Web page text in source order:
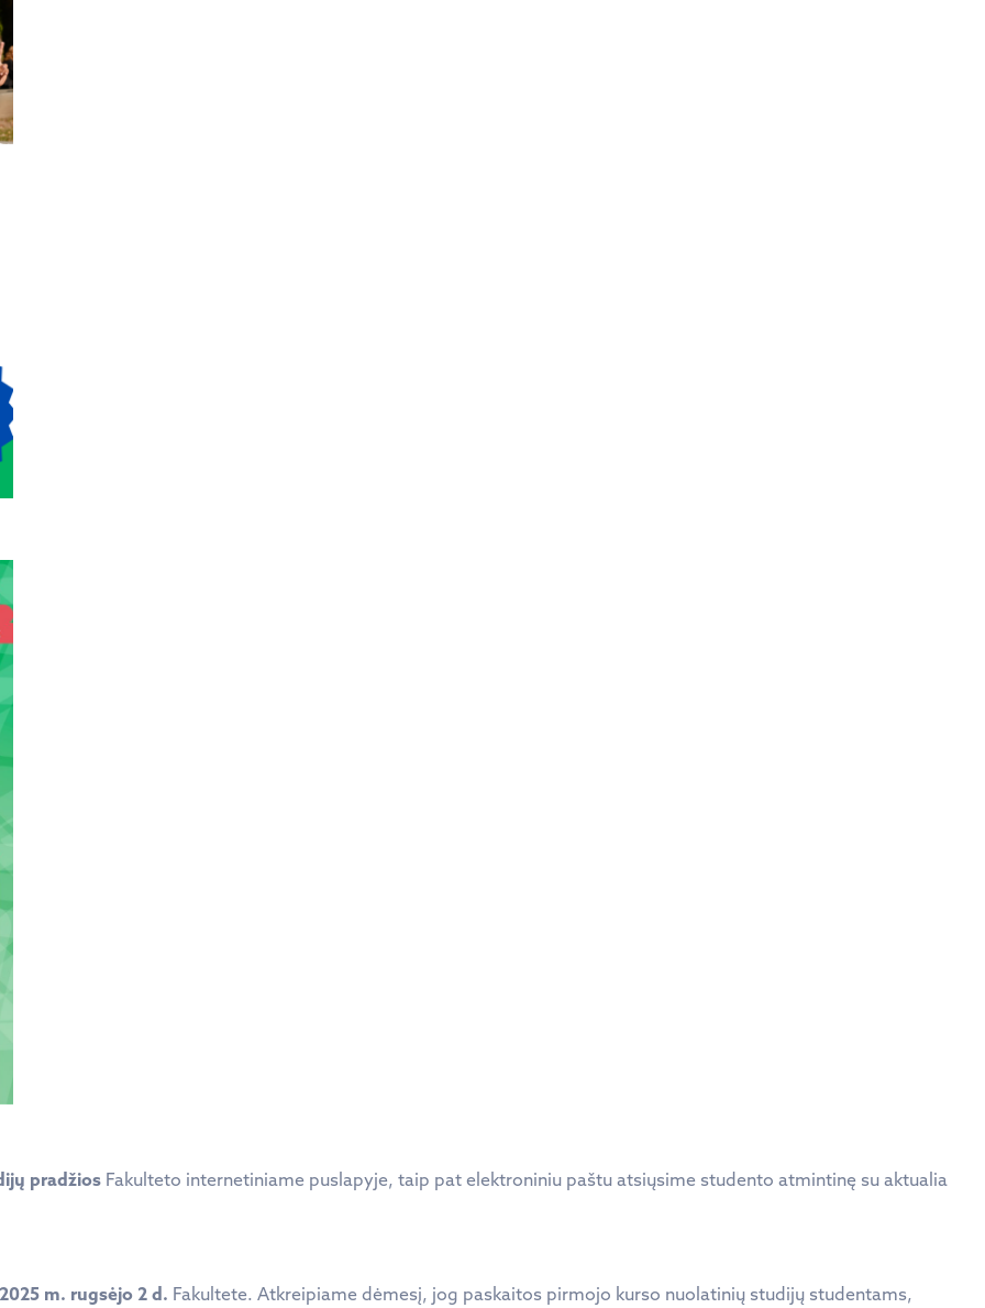
pradžios Fakulteto internetiniame puslapyje, taip pat elektroniniu paštu atsiųsime studento atmintinę su aktualia
m. rugsėjo 2 d. Fakultete. Atkreipiame dėmesį, jog paskaitos pirmojo kurso nuolatinių studijų studentams,